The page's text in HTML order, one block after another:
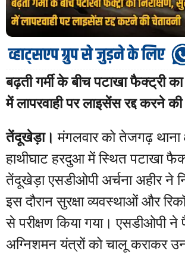
बढ़ती गर्मी के बीच पटाखा फैक्ट्री का
में लापरवाही पर लाइसेंस रद्द करने
तेंदूखेड़ा। मंगलवार को तेजगढ़ थाना
हाथीघाट हरदुआ में स्थित पटाखा
तेंदूखेड़ा एसडीओपी अर्चना अहीर ने
इस दौरान सुरक्षा व्यवस्थाओं और
से परीक्षण किया गया। एसडीओपी
अग्निशमन यंत्रों को चालू कराकर